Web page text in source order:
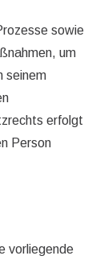
sowie
um
seinem
erfolgt
Person
vorliegende